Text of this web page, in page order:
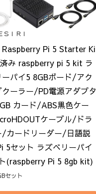
ＳＩＲＩ
Pi 5 Starter Ki
み raspberry pi 5 kit ラ
ーパイ5 8GBボード/アク
クーラー/PD電源アダプタ
カード/ABS黒色ケー
ケーブル/ドラ
/カードリーダー/日語説
5セット ラズベリーパイ
(raspberry Pi 5 8gb kit)
セット